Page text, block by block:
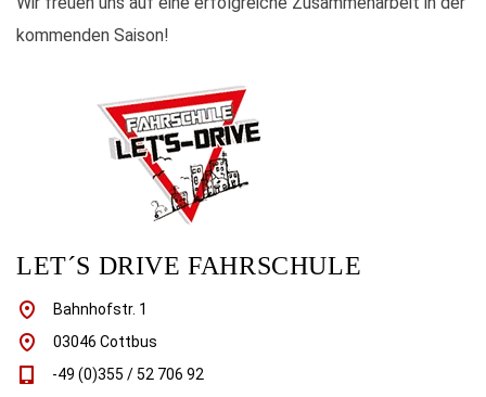
kommenden Saison!
LET´S DRIVE FAHRSCHULE
Bahnhofstr. 1
03046 Cottbus
-49 (0)355 / 52 706 92